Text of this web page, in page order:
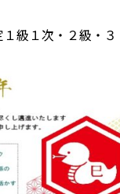
級１次・２級・３